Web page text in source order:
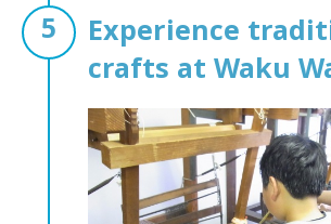
ทำก็ไม่สำเร็จ” นั้นเป็นศาลเจ้าเส
สุกิ ตั้งอยู่ไม่ไกลจากศาลเจ้าอุเอะ
Experience
crafts at Waku